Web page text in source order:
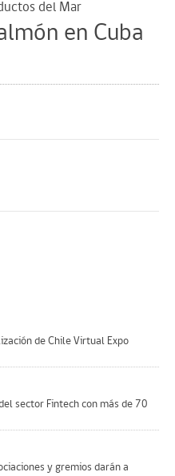
del Mar
en Cuba
de Chile Virtual Expo
sector Fintech con más de 70
y gremios darán a